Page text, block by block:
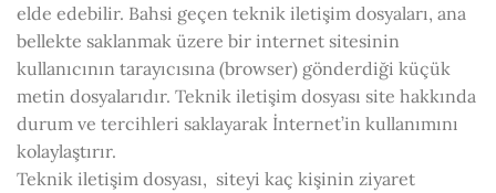
elde edebilir. Bahsi geçen teknik iletişim dosyaları, ana
bellekte saklanmak üzere bir internet sitesinin
kullanıcının tarayıcısına (browser) gönderdiği küçük
metin dosyalarıdır. Teknik iletişim dosyası site hakkında
durum ve tercihleri saklayarak İnternet’in kullanımını
kolaylaştırır.
Teknik iletişim dosyası, siteyi kaç kişinin ziyaret